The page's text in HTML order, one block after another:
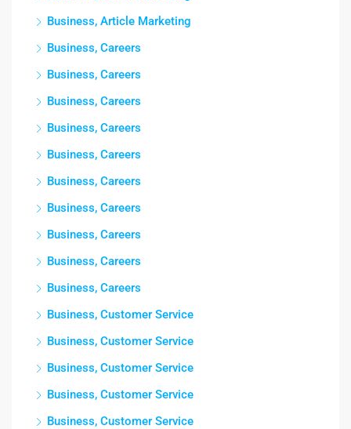
Business, Article Marketing
Business, Careers
Business, Careers
Business, Careers
Business, Careers
Business, Careers
Business, Careers
Business, Careers
Business, Careers
Business, Careers
Business, Careers
Business, Customer Service
Business, Customer Service
Business, Customer Service
Business, Customer Service
Business, Customer Service